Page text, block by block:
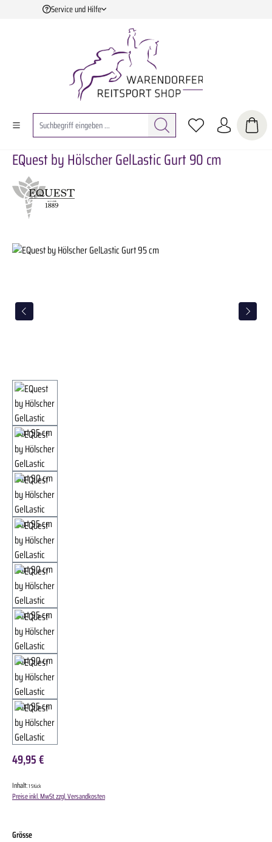
Zum Hauptinhalt springen
Service und Hilfe
EQuest by Hölscher GelLastic Gurt 90 cm
Bildergalerie überspringen
49,95 €
Inhalt:1 Stück
Preise inkl. MwSt. zzgl. Versandkosten
Grösseauswählen